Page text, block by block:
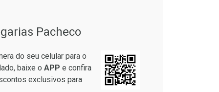
Pacheco
do seu celular para o
baixe o APP e confira
exclusivos para